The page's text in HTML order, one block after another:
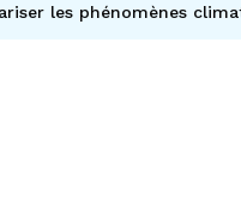
les phénomènes